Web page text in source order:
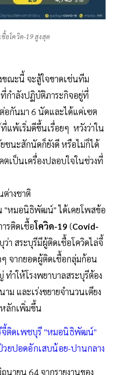
ชื้อโควิด-19 สูงสุด
ขณะนี้ จะสู้ใจขาดเช่นทีม
กำลังปฏิบัติภาระกิจอยู่ที่
กันมา 6 นัดและได้แค่เซต
แพ้เริ่มดีขึ้นเรื่อยๆ หวังว่าใน
นะสักนัดก็ยังดี หรือไม่ก็ได้
เป็นเครื่องปลอบใจในช่วงที่
างชาติ
"หมอนิธิพัฒน์" ได้เคยโพสข้อ
รติดเชื้อโควิด-19 (Covid-
ว่า สระบุรีมีผู้ติดเชื้อโควิดไล่จี้
จากยอดผู้ติดเชื้อกลุ่มก้อน
ำให้โรงพยาบาลสระบุรีต้อง
าม และเร่งขยายจำนวนเตียง
หลักเพิ่มขึ้น
จี้ติดเพชบุรี "หมอนิธิพัฒน์"
วยปอดอักเสบน้อย-ปานกลาง
ายน 64 จากรายงานของ